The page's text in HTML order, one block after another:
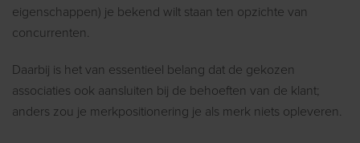
eigenschappen) je bekend wilt staan ten opzichte van
concurrenten.
Daarbij is het van essentieel belang dat de gekozen
associaties ook aansluiten bij de behoeften van de klant;
anders zou je merkpositionering je als merk niets opleveren.